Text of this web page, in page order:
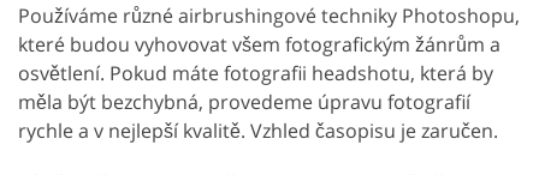
Používáme různé airbrushingové techniky Photoshopu,
které budou vyhovovat všem fotografickým žánrům a
osvětlení. Pokud máte fotografii headshotu, která by
měla být bezchybná, provedeme úpravu fotografií
rychle a v nejlepší kvalitě. Vzhled časopisu je zaručen.